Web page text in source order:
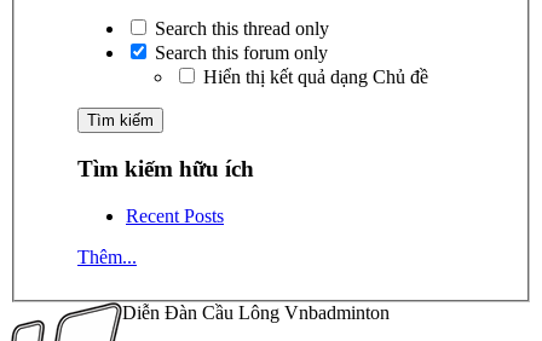
Search this thread only
Search this forum only
Hiển thị kết quả dạng Chủ đề
Tìm kiếm hữu ích
Recent Posts
Thêm...
Diễn Đàn Cầu Lông Vnbadminton